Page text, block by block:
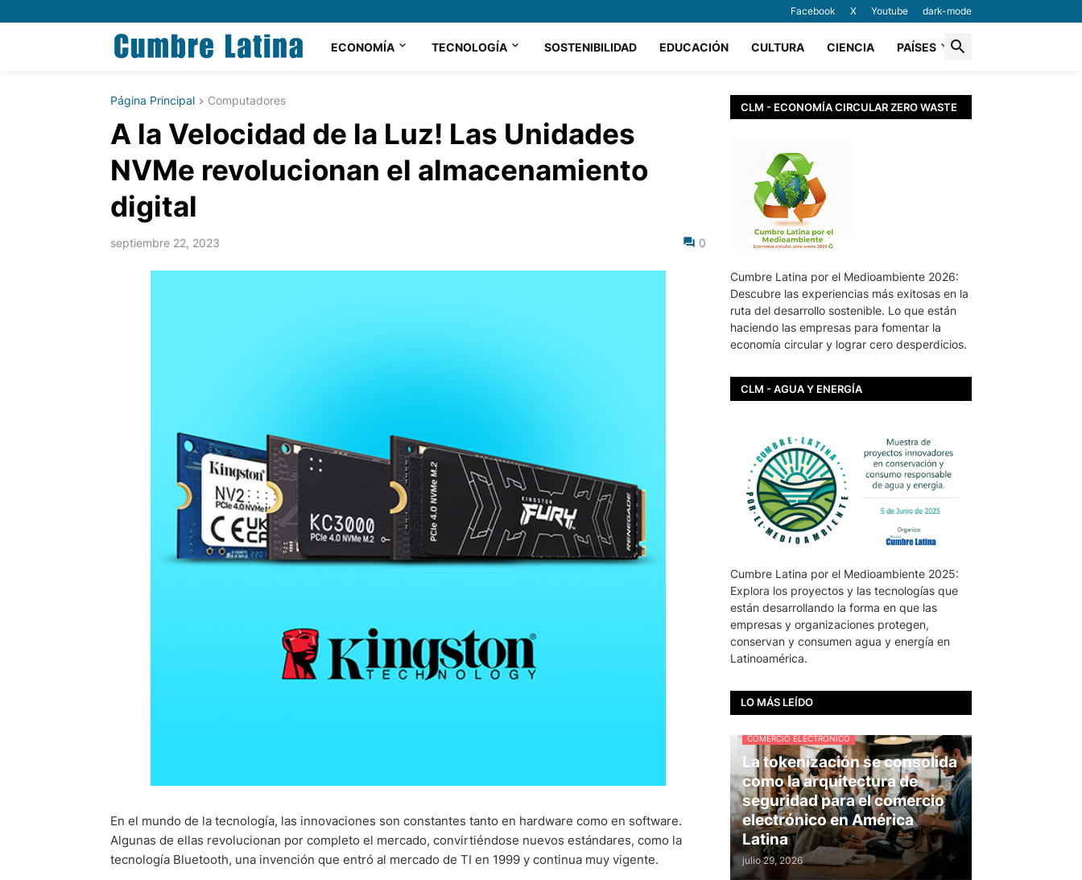
Facebook X Youtube dark-mode
ECONOMÍA TECNOLOGÍA SOSTENIBILIDAD EDUCACIÓN CULTURA CIENCIA PAÍSES
Página Principal Computadores
A la Velocidad de la Luz! Las Unidades
NVMe revolucionan el almacenamiento
digital
septiembre 22, 2023 0
En el mundo de la tecnología, las innovaciones son constantes tanto en hardware como en software.
Algunas de ellas revolucionan por completo el mercado, convirtiéndose nuevos estándares, como la
tecnología Bluetooth, una invención que entró al mercado de TI en 1999 y continua muy vigente.
CLM - ECONOMÍA CIRCULAR ZERO WASTE
Cumbre Latina por el Medioambiente 2026:
Descubre las experiencias más exitosas en la
ruta del desarrollo sostenible. Lo que están
haciendo las empresas para fomentar la
economía circular y lograr cero desperdicios.
CLM - AGUA Y ENERGÍA
Cumbre Latina por el Medioambiente 2025:
Explora los proyectos y las tecnologías que
están desarrollando la forma en que las
empresas y organizaciones protegen,
conservan y consumen agua y energía en
Latinoamérica.
LO MÁS LEÍDO
COMERCIO ELECTRÓNICO
La tokenización se consolida
como la arquitectura de
seguridad para el comercio
electrónico en América
Latina
julio 29, 2026